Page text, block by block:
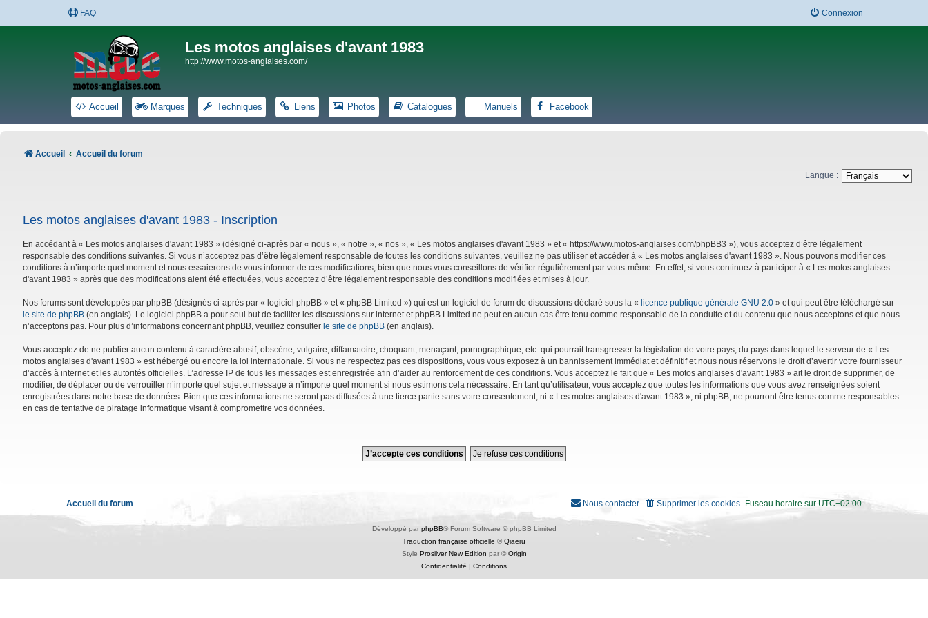
FAQ Connexion
Les motos anglaises d'avant 1983
http://www.motos-anglaises.com/
Accueil Marques Techniques Liens Photos Catalogues Manuels Facebook
Accueil Accueil du forum
Langue :
Les motos anglaises d'avant 1983 - Inscription
En accédant à « Les motos anglaises d'avant 1983 » (désigné ci-après par « nous », « notre », « nos », « Les motos anglaises d'avant 1983 » et « https://www.motos-anglaises.com/phpBB3 »), vous acceptez d’être légalement
responsable des conditions suivantes. Si vous n’acceptez pas d’être légalement responsable de toutes les conditions suivantes, veuillez ne pas utiliser et accéder à « Les motos anglaises d'avant 1983 ». Nous pouvons modifier ces
conditions à n’importe quel moment et nous essaierons de vous informer de ces modifications, bien que nous vous conseillons de vérifier régulièrement par vous-même. En effet, si vous continuez à participer à « Les motos anglaises
d'avant 1983 » après que des modifications aient été effectuées, vous acceptez d’être légalement responsable des conditions modifiées et mises à jour.
Nos forums sont développés par phpBB (désignés ci-après par « logiciel phpBB » et « phpBB Limited ») qui est un logiciel de forum de discussions déclaré sous la « licence publique générale GNU 2.0 » et qui peut être téléchargé sur
le site de phpBB (en anglais). Le logiciel phpBB a pour seul but de faciliter les discussions sur internet et phpBB Limited ne peut en aucun cas être tenu comme responsable de la conduite et du contenu que nous acceptons et que nous
n’acceptons pas. Pour plus d’informations concernant phpBB, veuillez consulter le site de phpBB (en anglais).
Vous acceptez de ne publier aucun contenu à caractère abusif, obscène, vulgaire, diffamatoire, choquant, menaçant, pornographique, etc. qui pourrait transgresser la législation de votre pays, du pays dans lequel le serveur de « Les
motos anglaises d'avant 1983 » est hébergé ou encore la loi internationale. Si vous ne respectez pas ces dispositions, vous vous exposez à un bannissement immédiat et définitif et nous nous réservons le droit d’avertir votre fournisseur
d’accès à internet et les autorités officielles. L’adresse IP de tous les messages est enregistrée afin d’aider au renforcement de ces conditions. Vous acceptez le fait que « Les motos anglaises d'avant 1983 » ait le droit de supprimer, de
modifier, de déplacer ou de verrouiller n’importe quel sujet et message à n’importe quel moment si nous estimons cela nécessaire. En tant qu’utilisateur, vous acceptez que toutes les informations que vous avez renseignées soient
enregistrées dans notre base de données. Bien que ces informations ne seront pas diffusées à une tierce partie sans votre consentement, ni « Les motos anglaises d'avant 1983 », ni phpBB, ne pourront être tenus comme responsables
en cas de tentative de piratage informatique visant à compromettre vos données.
Accueil du forum Fuseau horaire sur UTC+02:00
Supprimer les cookies
Nous contacter
Développé par phpBB® Forum Software © phpBB Limited
Traduction française officielle ©Qiaeru
Style Prosilver New Edition par ©Origin
Confidentialité | Conditions